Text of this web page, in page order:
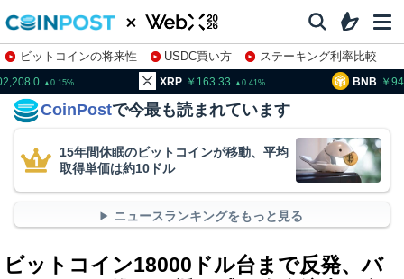
ビットコインの将来性 USDC買い方
ステーキング利率比較
株特集・関連銘柄
0.15 XRP 163.33 0.41 BNB
CoinPostで今最も読まれています
15年間休眠のビットコインが移動、平均
取得単価は約10ドル
ニュースランキングをもっと見る
ビットコイン18000ドル台まで反発、バ